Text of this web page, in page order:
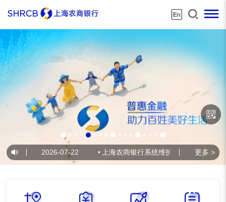
公告 2026-07-22 上海农商银行系统维护公告 2026-07-21
更多 >